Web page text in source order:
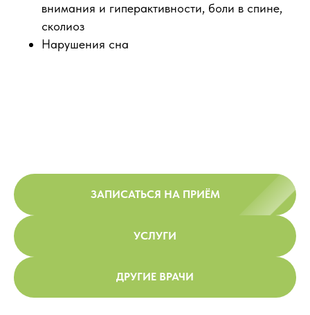
внимания и гиперактивности, боли в спине,
сколиоз
Нарушения сна
ЗАПИСАТЬСЯ НА ПРИЁМ
УСЛУГИ
ДРУГИЕ ВРАЧИ